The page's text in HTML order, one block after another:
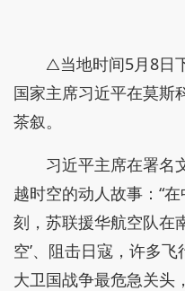
△当地时间5月8日下
国家主席习近平在莫斯
茶叙。
习近平主席在署名
越时空的动人故事：“
刻，苏联援华航空队在
空’、阻击日寇，许多
大卫国战争最危急关头